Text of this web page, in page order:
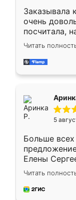
Заказывала
очень
посчитала,
Замерщик
делу со
за день,
Читать
5
Больше
Елены
короткие
для замера
предложил
Читать